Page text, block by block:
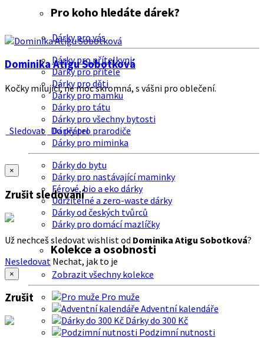
Pro koho hledáte dárek?
Dárky pro vás
Dárky pro přítelkyni
Dárky pro přítele
Dárky pro děti
Dárky pro mamku
Dárky pro tátu
Dárky pro všechny bytosti
Dárky pro prarodiče
Dárky pro miminka
Dárky do bytu
Dárky pro nastávající maminky
Férové, bio a eko dárky
Udržitelné a zero-waste dárky
Dárky od českých tvůrců
Dárky pro domácí mazlíčky
Kolekce a osobnosti
Zobrazit všechny kolekce
Pro muže
Adventní kalendáře
Dárky do 300 Kč
Podzimní nutnosti
Dominika Atigu Sobotková
Kočky milující, ne moc skromná, s vášni pro oblečení.
Sledovat Do přátel
×
Zrušit sledování
Už nechceš sledovat wishlist od Dominika Atigu Sobotková?
Nesledovat Nechat, jak to je
×
Zrušit